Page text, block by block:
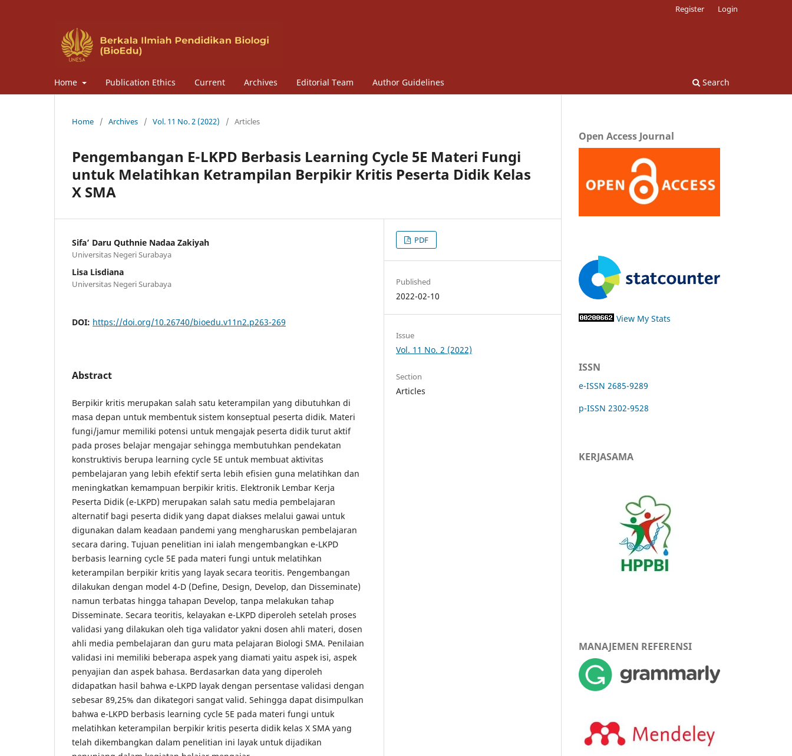
Home Publication Ethics Current Archives Editorial Team Author Guidelines Search
Register Login
Home / Archives / Vol. 11 No. 2 (2022) / Articles
Pengembangan E-LKPD Berbasis Learning Cycle 5E Materi Fungi
untuk Melatihkan Ketrampilan Berpikir Kritis Peserta Didik Kelas
X SMA
Sifa’ Daru Quthnie Nadaa Zakiyah
Universitas Negeri Surabaya
Lisa Lisdiana
Universitas Negeri Surabaya
DOI: https://doi.org/10.26740/bioedu.v11n2.p263-269
Abstract
Berpikir kritis merupakan salah satu keterampilan yang dibutuhkan di
masa depan untuk membentuk sistem konseptual peserta didik. Materi
fungi/jamur memiliki potensi untuk mengajak peserta didik turut aktif
pada proses belajar mengajar sehingga membutuhkan pendekatan
konstruktivis berupa learning cycle 5E untuk membuat aktivitas
pembelajaran yang lebih efektif serta lebih efisien guna melatihkan dan
meningkatkan kemampuan berpikir kritis. Elektronik Lembar Kerja
Peserta Didik (e-LKPD) merupakan salah satu media pembelajaran
alternatif bagi peserta didik yang dapat diakses melalui gawai untuk
digunakan dalam keadaan pandemi yang mengharuskan pembelajaran
secara daring. Tujuan penelitian ini ialah mengembangkan e-LKPD
berbasis learning cycle 5E pada materi fungi untuk melatihkan
keterampilan berpikir kritis yang layak secara teoritis. Pengembangan
dilakukan dengan model 4-D (Define, Design, Develop, dan Disseminate)
namun terbatas hingga tahapan Develop, tanpa melakukan tahap
Disseminate. Secara teoritis, kelayakan e-LKPD diperoleh setelah proses
validasi yang dilakukan oleh tiga validator yakni dosen ahli materi, dosen
ahli media pembelajaran dan guru mata pelajaran Biologi SMA. Penilaian
validasi ini memiliki beberapa aspek yang diamati yaitu aspek isi, aspek
penyajian dan aspek bahasa. Berdasarkan data yang diperoleh
didapatkan hasil bahwa e-LKPD layak dengan persentase validasi dengan
sebesar 89,25% dan dikategori sangat valid. Sehingga dapat disimpulkan
bahwa e-LKPD berbasis learning cycle 5E pada materi fungi untuk
melatihkan keterampilan berpikir kritis peserta didik kelas X SMA yang
telah dikembangkan dalam penelitian ini layak untuk dijadikan
PDF
Published
2022-02-10
Issue
Vol. 11 No. 2 (2022)
Section
Articles
Open Access Journal
View My Stats
ISSN
e-ISSN 2685-9289
p-ISSN 2302-9528
KERJASAMA
MANAJEMEN REFERENSI